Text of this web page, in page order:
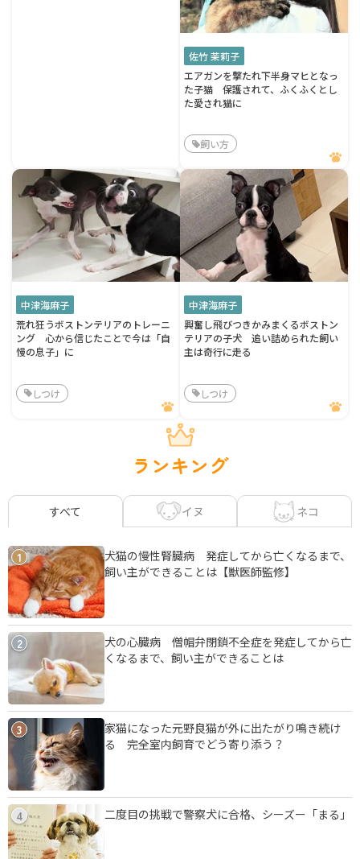
佐竹 茉莉子
エアガンを撃たれ下半身マヒとなっ
た子猫 保護されて、ふくふくとし
た愛され猫に
飼い方
中津海麻子
荒れ狂うボストンテリアのトレーニ
ング 心から信じたことで今は「自
慢の息子」に
しつけ
中津海麻子
興奮し飛びつきかみまくるボストン
テリアの子犬 追い詰められた飼い
主は奇行に走る
しつけ
ランキング
すべて イヌ ネコ
1
犬猫の慢性腎臓病 発症してから亡くなるまで、
飼い主ができることは【獣医師監修】
2
犬の心臓病 僧帽弁閉鎖不全症を発症してから亡
くなるまで、飼い主ができることは
3
家猫になった元野良猫が外に出たがり鳴き続け
る 完全室内飼育でどう寄り添う？
4 二度目の挑戦で警察犬に合格、シーズー「まる」